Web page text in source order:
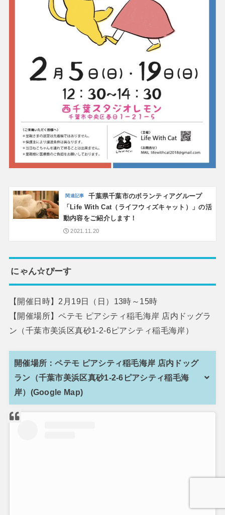
千葉県千葉市のボランティアグループ
「Life With Cat（ライフウィズキャット）」の活
動内容をご紹介します！
2021.11.20
にゃん☆ぴーす
【開催日時】2月19日（日）13時～15時
【開催場所】ペテモ ピアシティ稲毛海岸 店内ドッグラ
ン（千葉市美浜区真砂1-2-6ピアシティ稲毛海岸）
開催場所：ペテモ ピアシティ稲毛海岸 店内ドッグ
ラン（千葉市美浜区真砂1-2-6ピアシティ稲毛海
岸）(Google Map)